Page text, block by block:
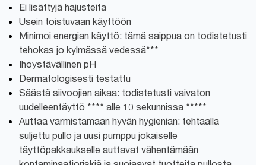
Ei lisättyjä hajusteita
Usein toistuvaan käyttöön
Minimoi energian käyttö: tämä saippua on todistetusti
tehokas jo kylmässä vedessä***
Ihoystävällinen pH
Dermatologisesti testattu
Säästä siivoojien aikaa: todistetusti vaivaton
uudelleentäyttö **** alle 10 sekunnissa *****
Auttaa varmistamaan hyvän hygienian: tehtaalla
suljettu pullo ja uusi pumppu jokaiselle
täyttöpakkaukselle auttavat vähentämään